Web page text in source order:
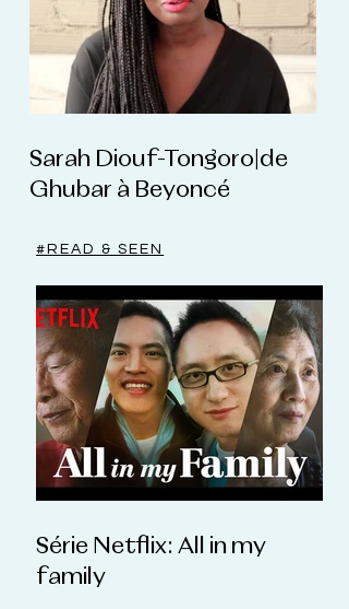
Sarah Diouf-Tongoro|de
Ghubar à Beyoncé
#READ & SEEN
Série Netflix: All in my
family